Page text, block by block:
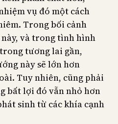
vụ đó một cách
Trong bối cảnh
và trong tình hình
tương lai gần,
này sẽ lớn hơn
Tuy nhiên, cũng phải
bất lợi đó vẫn nhỏ hơn
sinh từ các khía cạnh